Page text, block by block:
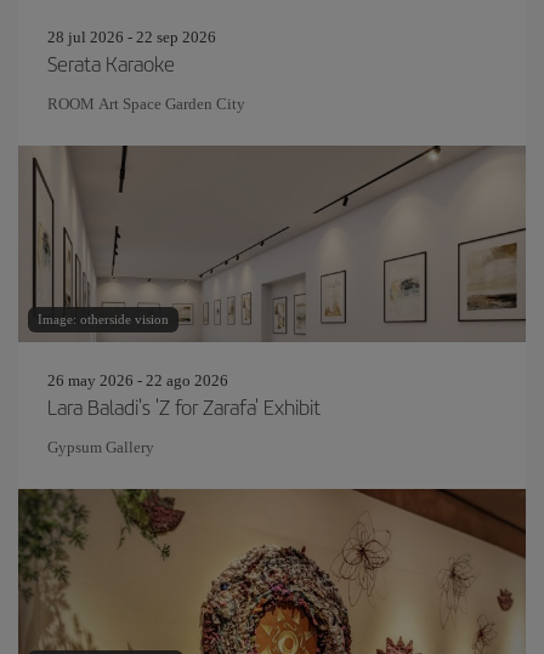
28 jul 2026 - 22 sep 2026
Serata Karaoke
ROOM Art Space Garden City
Image: otherside vision
26 may 2026 - 22 ago 2026
Lara Baladi's 'Z for Zarafa' Exhibit
Gypsum Gallery